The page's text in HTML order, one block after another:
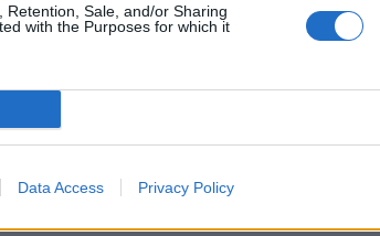
Sale, and/or Sharing
with the Purposes for which it
Data Access Privacy Policy